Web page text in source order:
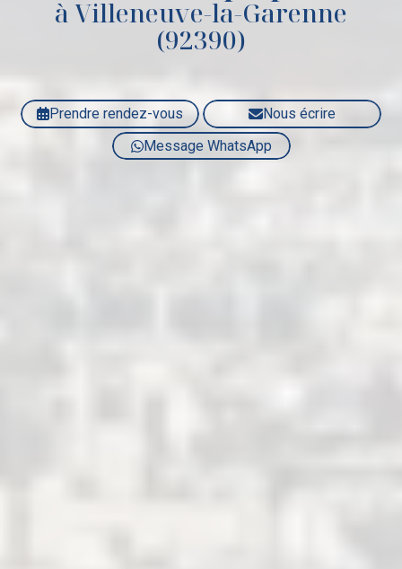
à Villeneuve-la-Garenne
(92390)
Prendre rendez-vous
Nous écrire
Message WhatsApp